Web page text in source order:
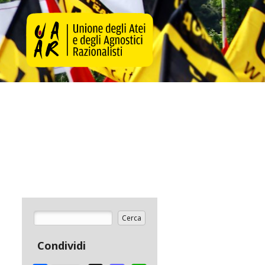
Form di ricerca
Cerca
Condividi